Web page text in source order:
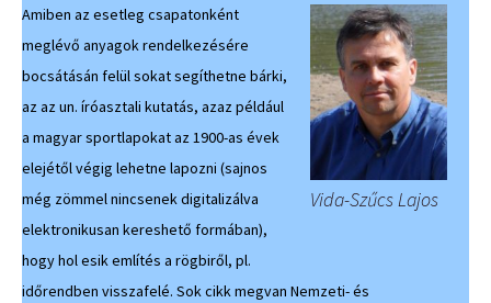
Vida-Szűcs Lajos
Amiben az esetleg csapatonként
meglévő anyagok rendelkezésére
bocsátásán felül sokat segíthetne bárki,
az az un. íróasztali kutatás, azaz például
a magyar sportlapokat az 1900-as évek
elejétől végig lehetne lapozni (sajnos
még zömmel nincsenek digitalizálva
elektronikusan kereshető formában),
hogy hol esik említés a rögbiről, pl.
időrendben visszafelé. Sok cikk megvan Nemzeti- és